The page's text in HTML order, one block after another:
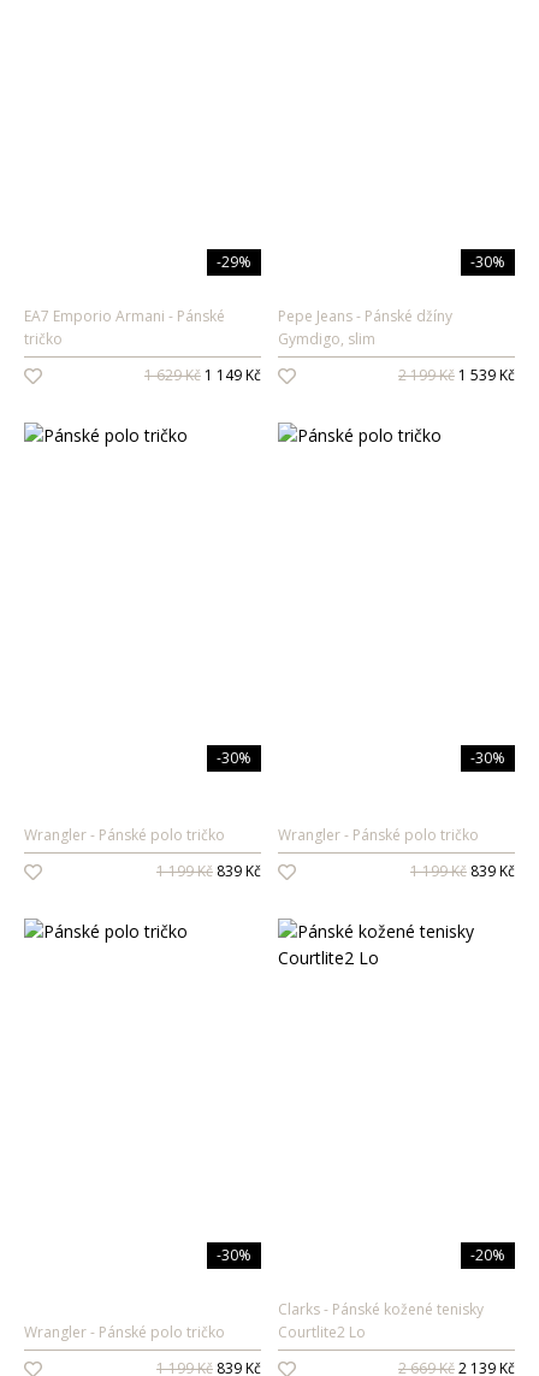
-29%
EA7 Emporio Armani
Pánské
tričko
1 629 Kč 1 149 Kč
-30%
Pepe Jeans
Pánské džíny
Gymdigo, slim
2 199 Kč 1 539 Kč
-30%
Wrangler
Pánské polo tričko
1 199 Kč 839 Kč
-30%
Wrangler
Pánské polo tričko
1 199 Kč 839 Kč
-30%
Wrangler
Pánské polo tričko
1 199 Kč 839 Kč
-20%
Clarks
Pánské kožené tenisky
Courtlite2 Lo
2 669 Kč2 139 Kč